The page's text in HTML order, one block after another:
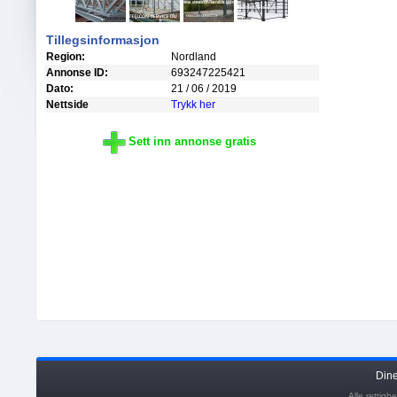
Tillegsinformasjon
Region:
Nordland
Annonse ID:
693247225421
Dato:
21 / 06 / 2019
Nettside
Trykk her
Sett inn annonse gratis